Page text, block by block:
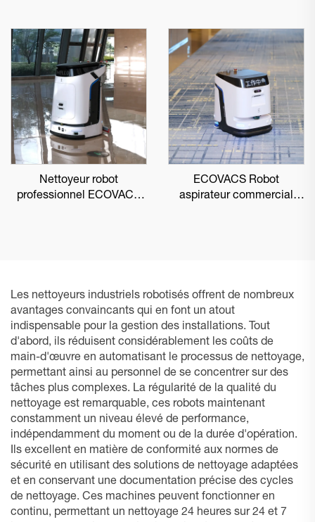
Nettoyeur robot
professionnel ECOVACS
ECOVACS Robot
aspirateur commercial
Les nettoyeurs industriels robotisés offrent de nombreux
avantages convaincants qui en font un atout
indispensable pour la gestion des installations. Tout
d'abord, ils réduisent considérablement les coûts de
main-d'œuvre en automatisant le processus de nettoyage,
permettant ainsi au personnel de se concentrer sur des
tâches plus complexes. La régularité de la qualité du
nettoyage est remarquable, ces robots maintenant
constamment un niveau élevé de performance,
indépendamment du moment ou de la durée d'opération.
Ils excellent en matière de conformité aux normes de
sécurité en utilisant des solutions de nettoyage adaptées
et en conservant une documentation précise des cycles
de nettoyage. Ces machines peuvent fonctionner en
continu, permettant un nettoyage 24 heures sur 24 et 7